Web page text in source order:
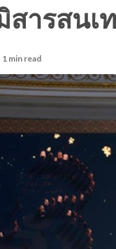
ารสนเ
1 min read